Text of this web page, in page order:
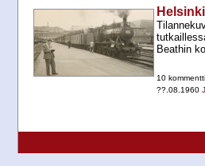
Helsinki
Beathin
10
??.08.1960